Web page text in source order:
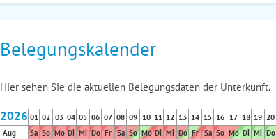
Belegungskalender
Hier sehen Sie die aktuellen Belegungsdaten der Unterkunft.
2026 01 02 03 04 05 06 07 08 09 10 11 12 13 14 15 16 17 18 19 20
Aug
Sa So Mo Di Mi Do Fr Sa So Mo Di Mi Do Fr Sa So Mo Di Mi Do